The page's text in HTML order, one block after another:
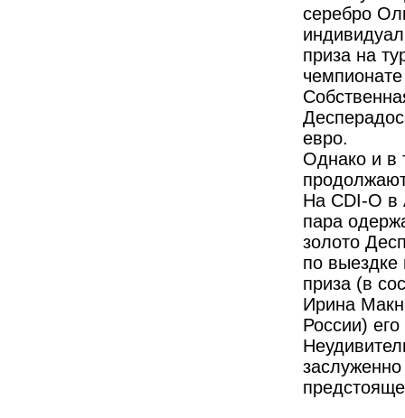
серебро
приза на
евро.
Однако и в
На CDI-O в
пара
золото
по
приза (в
Ирина
России)